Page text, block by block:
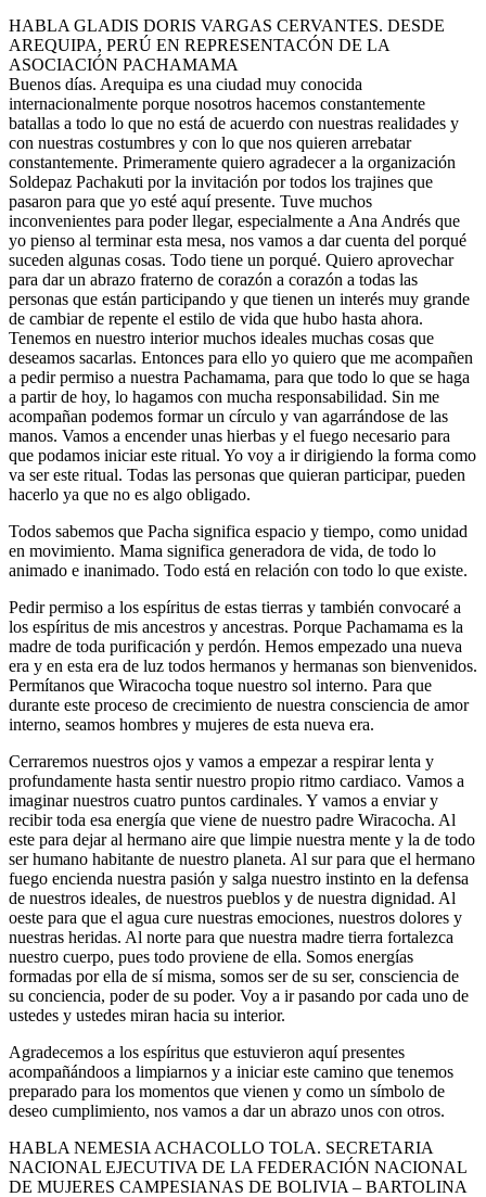
HABLA GLADIS DORIS VARGAS CERVANTES. DESDE
AREQUIPA, PERÚ EN REPRESENTACÓN DE LA
ASOCIACIÓN PACHAMAMA
Buenos días. Arequipa es una ciudad muy conocida
internacionalmente porque nosotros hacemos constantemente
batallas a todo lo que no está de acuerdo con nuestras realidades y
con nuestras costumbres y con lo que nos quieren arrebatar
constantemente. Primeramente quiero agradecer a la organización
Soldepaz Pachakuti por la invitación por todos los trajines que
pasaron para que yo esté aquí presente. Tuve muchos
inconvenientes para poder llegar, especialmente a Ana Andrés que
yo pienso al terminar esta mesa, nos vamos a dar cuenta del porqué
suceden algunas cosas. Todo tiene un porqué. Quiero aprovechar
para dar un abrazo fraterno de corazón a corazón a todas las
personas que están participando y que tienen un interés muy grande
de cambiar de repente el estilo de vida que hubo hasta ahora.
Tenemos en nuestro interior muchos ideales muchas cosas que
deseamos sacarlas. Entonces para ello yo quiero que me acompañen
a pedir permiso a nuestra Pachamama, para que todo lo que se haga
a partir de hoy, lo hagamos con mucha responsabilidad. Sin me
acompañan podemos formar un círculo y van agarrándose de las
manos. Vamos a encender unas hierbas y el fuego necesario para
que podamos iniciar este ritual. Yo voy a ir dirigiendo la forma como
va ser este ritual. Todas las personas que quieran participar, pueden
hacerlo ya que no es algo obligado.
Todos sabemos que Pacha significa espacio y tiempo, como unidad
en movimiento. Mama significa generadora de vida, de todo lo
animado e inanimado. Todo está en relación con todo lo que existe.
Pedir permiso a los espíritus de estas tierras y también convocaré a
los espíritus de mis ancestros y ancestras. Porque Pachamama es la
madre de toda purificación y perdón. Hemos empezado una nueva
era y en esta era de luz todos hermanos y hermanas son bienvenidos.
Permítanos que Wiracocha toque nuestro sol interno. Para que
durante este proceso de crecimiento de nuestra consciencia de amor
interno, seamos hombres y mujeres de esta nueva era.
Cerraremos nuestros ojos y vamos a empezar a respirar lenta y
profundamente hasta sentir nuestro propio ritmo cardiaco. Vamos a
imaginar nuestros cuatro puntos cardinales. Y vamos a enviar y
recibir toda esa energía que viene de nuestro padre Wiracocha. Al
este para dejar al hermano aire que limpie nuestra mente y la de todo
ser humano habitante de nuestro planeta. Al sur para que el hermano
fuego encienda nuestra pasión y salga nuestro instinto en la defensa
de nuestros ideales, de nuestros pueblos y de nuestra dignidad. Al
oeste para que el agua cure nuestras emociones, nuestros dolores y
nuestras heridas. Al norte para que nuestra madre tierra fortalezca
nuestro cuerpo, pues todo proviene de ella. Somos energías
formadas por ella de sí misma, somos ser de su ser, consciencia de
su conciencia, poder de su poder. Voy a ir pasando por cada uno de
ustedes y ustedes miran hacia su interior.
Agradecemos a los espíritus que estuvieron aquí presentes
acompañándoos a limpiarnos y a iniciar este camino que tenemos
preparado para los momentos que vienen y como un símbolo de
deseo cumplimiento, nos vamos a dar un abrazo unos con otros.
HABLA NEMESIA ACHACOLLO TOLA. SECRETARIA
NACIONAL EJECUTIVA DE LA FEDERACIÓN NACIONAL
DE MUJERES CAMPESIANAS DE BOLIVIA – BARTOLINA